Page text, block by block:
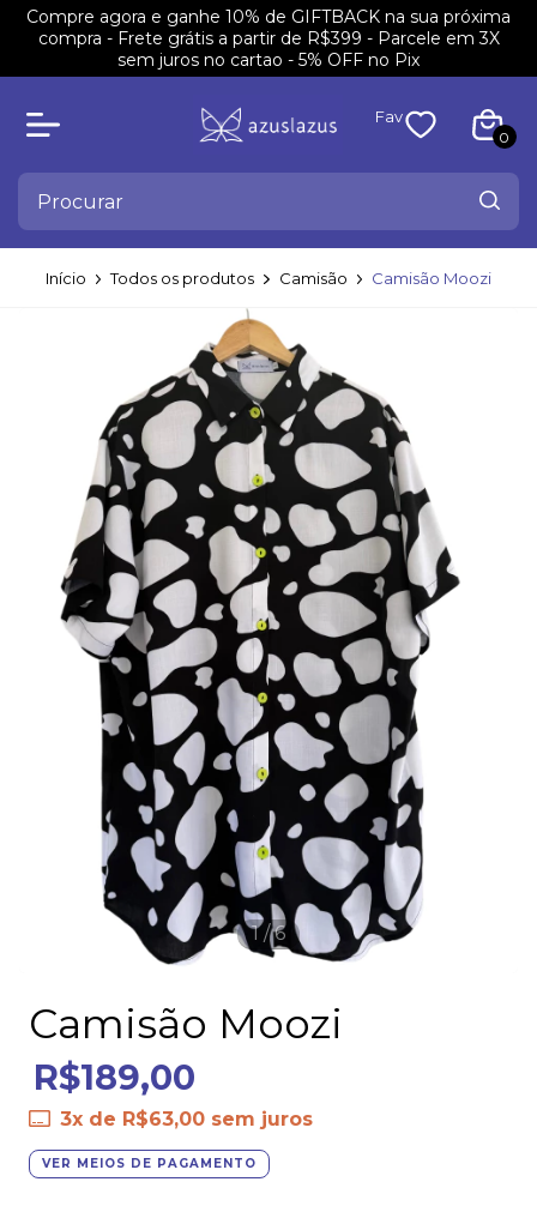
Compre agora e ganhe 10% de GIFTBACK na sua próxima
compra - Frete grátis a partir de R$399 - Parcele em 3X
sem juros no cartao - 5% OFF no Pix
Fav
0
Início Todos os produtos Camisão Camisão Moozi
1/6
Camisão Moozi
R$189,00
3x de R$63,00 sem juros
VER MEIOS DE PAGAMENTO